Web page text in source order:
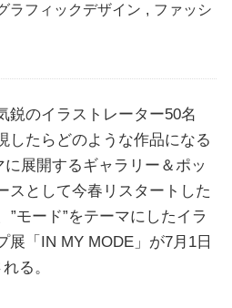
ラフィックデザイン , ファッシ
鋭のイラストレーター50名
したらどのような作品になる
に展開するギャラリー＆ポッ
スとして今春リスタートした
”モード”をテーマにしたイラ
展「IN MY MODE」が7月1日
る。